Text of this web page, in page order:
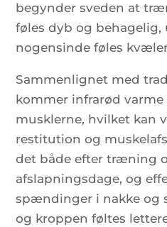
begynder sveden at
føles dyb og behagelig,
nogensinde føles
Sammenlignet med
kommer infrarød
musklerne, hvilket kan
restitution og
det både efter træning
afslapningsdage, og
spændinger i nakke og
og kroppen føltes